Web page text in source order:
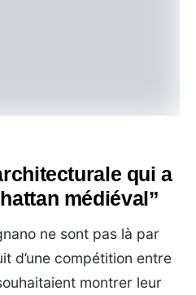
qui a
médiéval”
ne sont pas là par
d’une compétition entre
montrer leur